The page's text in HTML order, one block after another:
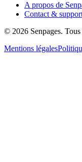
A propos de
Contact &
© 2026 Senpages. Tous
Mentions légales